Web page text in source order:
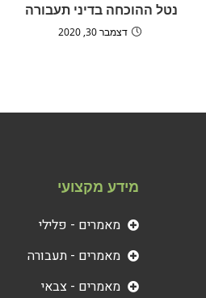
נטל ההוכחה בדיני תעבורה
דצמבר 30, 2020
מידע מקצועי
מאמרים - פלילי
מאמרים - תעבורה
מאמרים - צבאי